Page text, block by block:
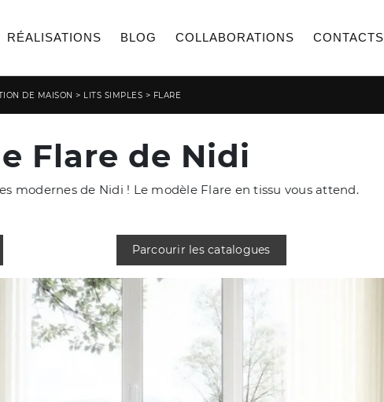
RÉALISATIONS BLOG COLLABORATIONS CONTACTS
DE MAISON > LITS SIMPLES > FLARE
Flare de Nidi
modernes de Nidi ! Le modèle Flare en tissu vous attend.
Parcourir les catalogues